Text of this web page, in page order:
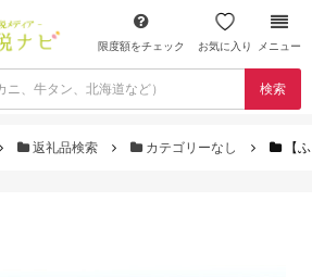
限度額をチェック お気に入り メニュー
検索
返礼品検索 カテゴリーなし 【